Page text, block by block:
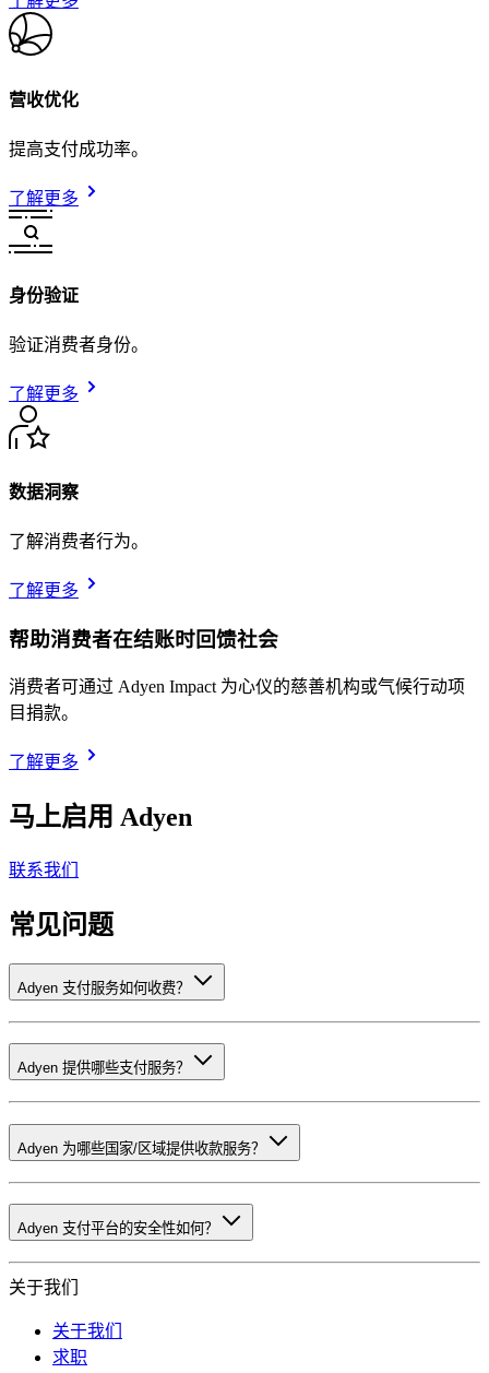
营收优化
提高支付成功率。
了解更多
身份验证
验证消费者身份。
了解更多
数据洞察
了解消费者行为。
了解更多
帮助消费者在结账时回馈社会
消费者可通过 Adyen Impact 为心仪的慈善机构或气候行动项
目捐款。
了解更多
马上启用 Adyen
联系我们
常见问题
Adyen 支付服务如何收费？
Adyen 提供哪些支付服务？
Adyen 为哪些国家/区域提供收款服务？
Adyen 支付平台的安全性如何？
关于我们
关于我们
求职